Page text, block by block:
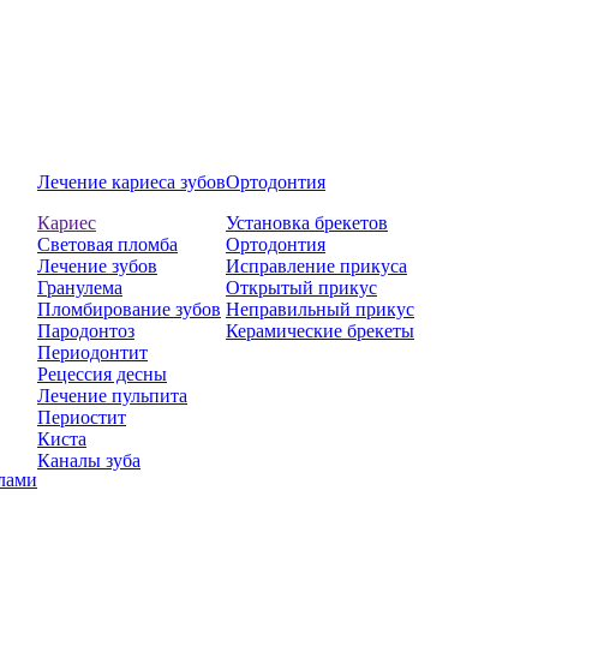
Лечение кариеса зубов
Кариес
Световая пломба
Лечение зубов
Гранулема
Пломбирование зубов
Пародонтоз
Периодонтит
Рецессия десны
Лечение пульпита
Периостит
Киста
Каналы зуба
Ортодонтия
Установка брекетов
Ортодонтия
Исправление прикуса
Открытый прикус
Неправильный прикус
Керамические брекеты